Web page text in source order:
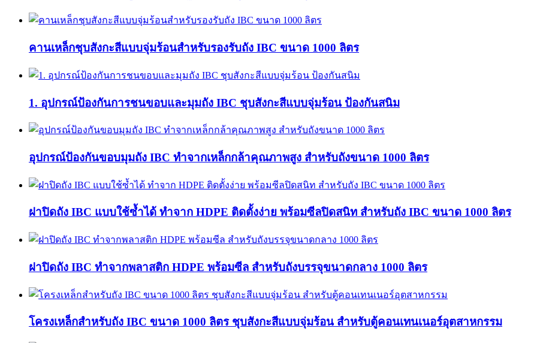
คานเหล็กชุบสังกะสีแบบจุ่มร้อนสำหรับรองรับถัง IBC ขนาด 1000 ลิตร
1. อุปกรณ์ป้องกันการชนขอบและมุมถัง IBC ชุบสังกะสีแบบจุ่มร้อน ป้องกันสนิม
อุปกรณ์ป้องกันขอบมุมถัง IBC ทำจากเหล็กกล้าคุณภาพสูง สำหรับถังขนาด 1000 ลิตร
ฝาปิดถัง IBC แบบใช้ซ้ำได้ ทำจาก HDPE ติดตั้งง่าย พร้อมซีลปิดสนิท สำหรับถัง IBC ขนาด 1000 ลิตร
ฝาปิดถัง IBC ทำจากพลาสติก HDPE พร้อมซีล สำหรับถังบรรจุขนาดกลาง 1000 ลิตร
โครงเหล็กสำหรับถัง IBC ขนาด 1000 ลิตร ชุบสังกะสีแบบจุ่มร้อน สำหรับตู้คอนเทนเนอร์อุตสาหกรรม